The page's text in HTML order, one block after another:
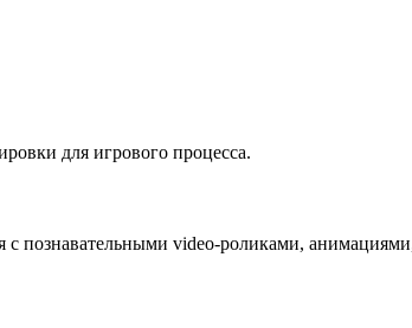
для игрового процесса.
познавательными video-роликами,